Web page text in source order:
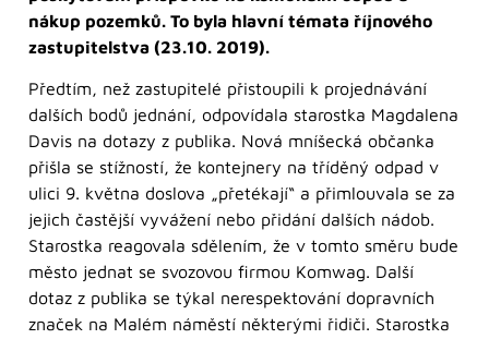
nákup pozemků. To byla hlavní témata říjnového
zastupitelstva (23.10. 2019).
Předtím, než zastupitelé přistoupili k projednávání
dalších bodů jednání, odpovídala starostka Magdalena
Davis na dotazy z publika. Nová mníšecká občanka
přišla se stížností, že kontejnery na tříděný odpad v
ulici 9. května doslova „přetékají“ a přimlouvala se za
jejich častější vyvážení nebo přidání dalších nádob.
Starostka reagovala sdělením, že v tomto směru bude
město jednat se svozovou firmou Komwag. Další
dotaz z publika se týkal nerespektování dopravních
značek na Malém náměstí některými řidiči. Starostka